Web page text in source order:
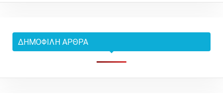
ΔΗΜΟΦΙΛΉ ΆΡΘΡΑ